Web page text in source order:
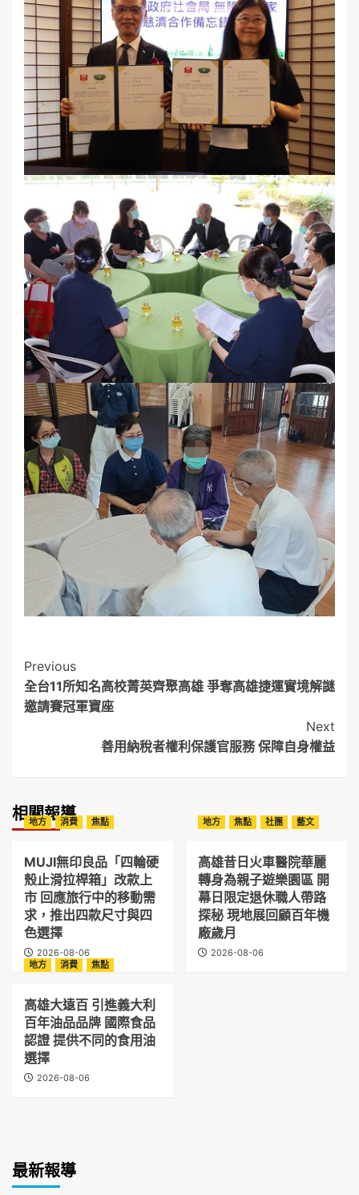
Post
Navigation
Previous
全台11所知名高校菁英齊聚高雄 爭奪高雄捷運實境解謎
邀請賽冠軍寶座
Next
善用納稅者權利保護官服務 保障自身權益
相關報導
地方 消費 焦點
MUJI無印良品「四輪硬
殼止滑拉桿箱」改款上
市 回應旅行中的移動需
求，推出四款尺寸與四
色選擇
2026-08-06
地方 焦點 社團 藝文
高雄昔日火車醫院華麗
轉身為親子遊樂園區 開
幕日限定退休職人帶路
探秘 現地展回顧百年機
廠歲月
2026-08-06
地方
消費 焦點
高雄大遠百 引進義大利
百年油品品牌 國際食品
認證 提供不同的食用油
選擇
2026-08-06
最新報導